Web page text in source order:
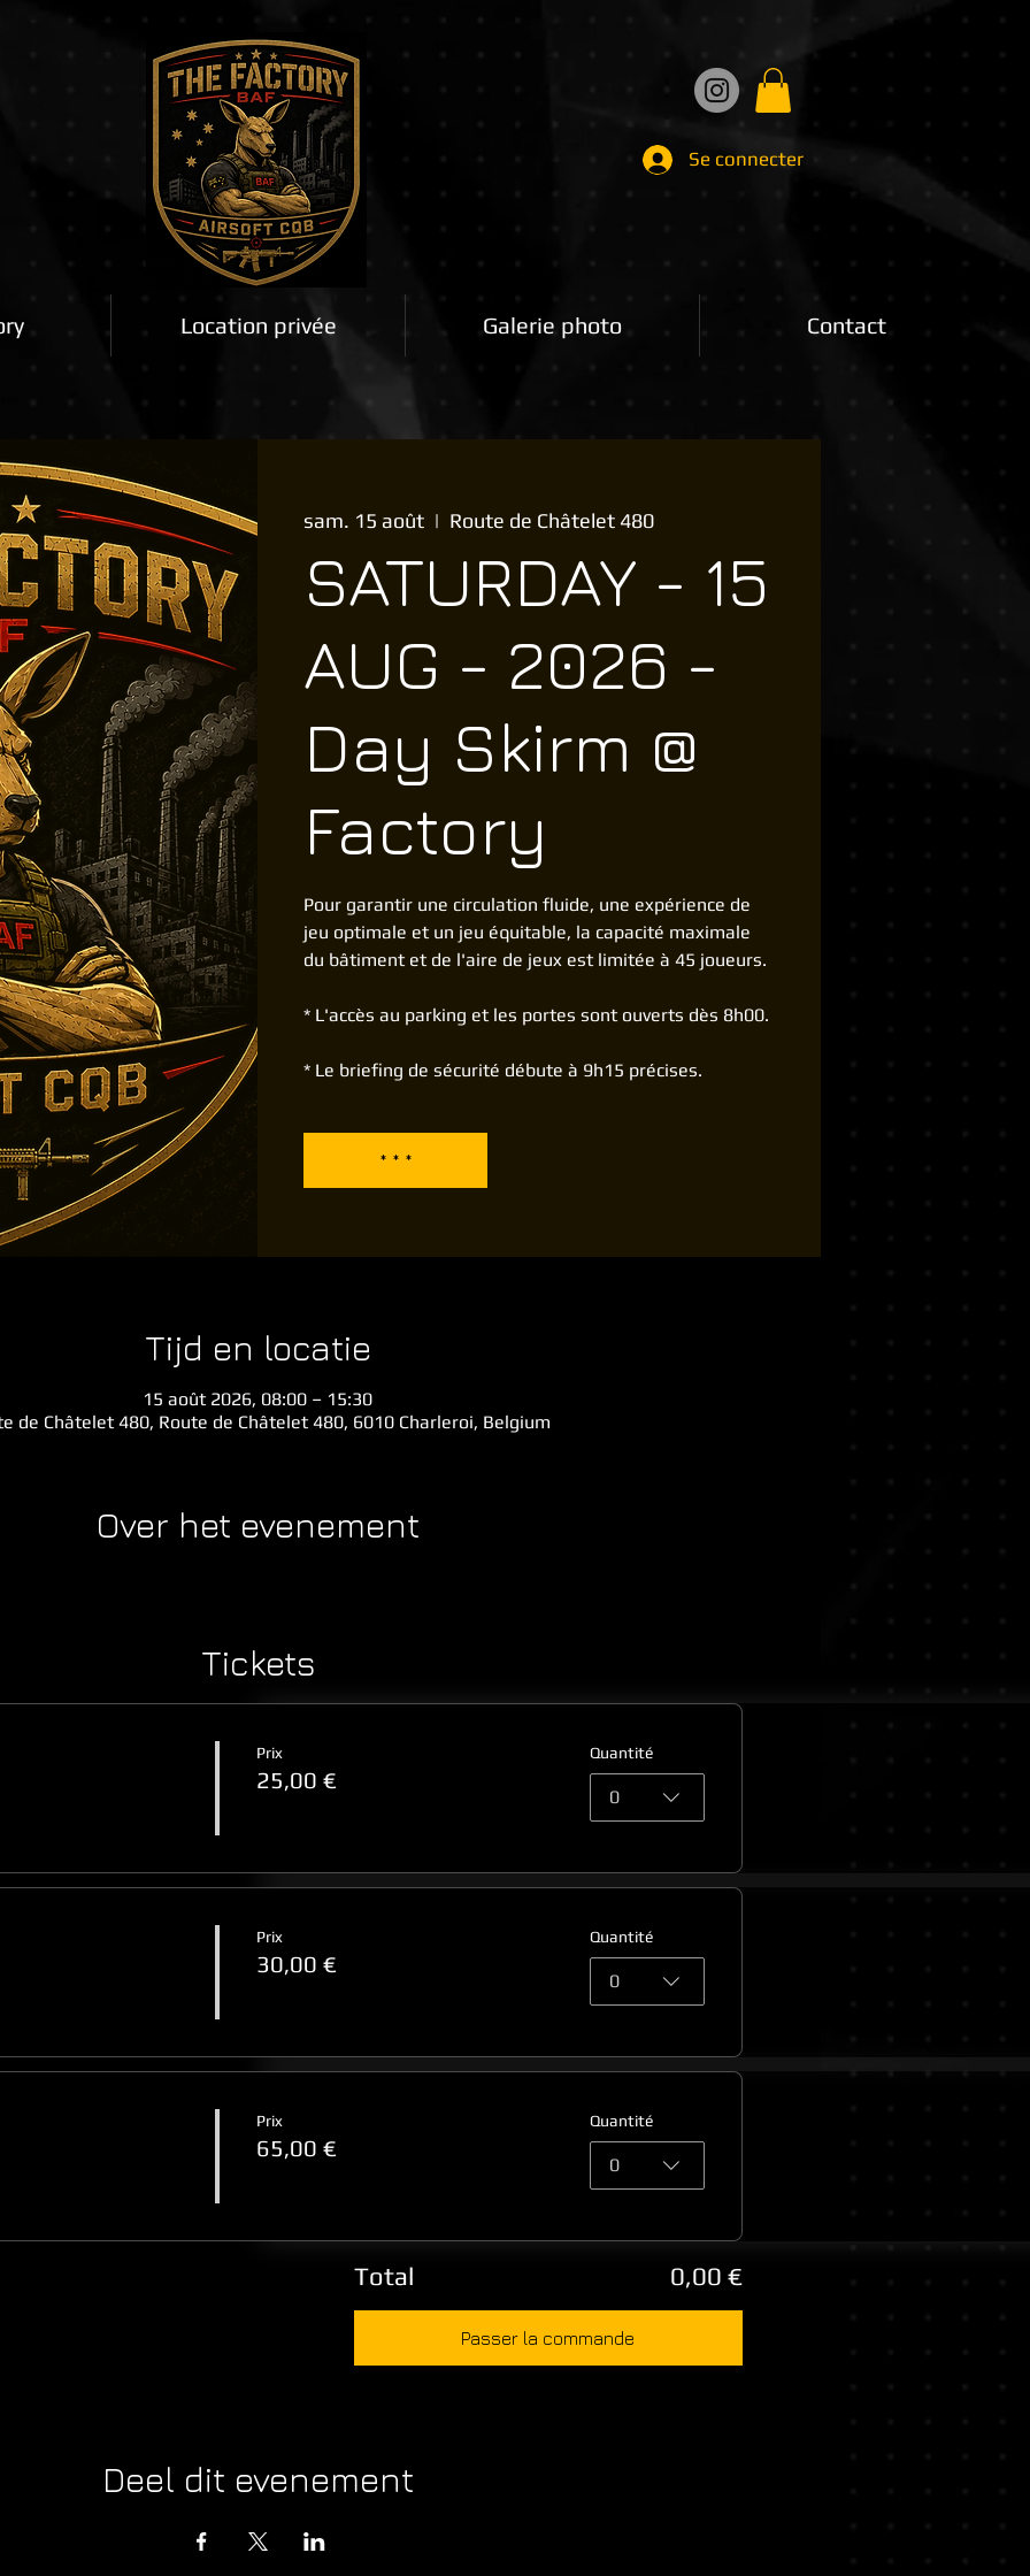
Se connecter
Location privée Galerie photo Contact
sam. 15 août
  |
Route de Châtelet 480
SATURDAY - 15
AUG - 2026 -
Day Skirm @
Factory
Pour garantir une circulation fluide, une expérience de
jeu optimale et un jeu équitable, la capacité maximale
du bâtiment et de l'aire de jeux est limitée à 45 joueurs.
* L'accès au parking et les portes sont ouverts dès 8h00.
* Le briefing de sécurité débute à 9h15 précises.
* * *
Tijd en locatie
15 août 2026, 08:00 – 15:30
de Châtelet 480, Route de Châtelet 480, 6010 Charleroi, Belgium
Over het evenement
Tickets
Prix
25,00 €
Quantité
0
Prix
30,00 €
Quantité
0
Prix
65,00 €
Quantité
0
Total 0,00 €
Passer la commande
Deel dit evenement